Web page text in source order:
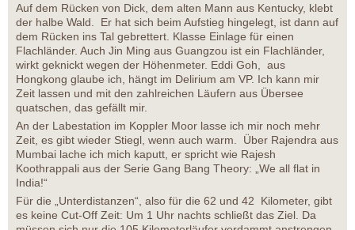
Auf dem Rücken von Dick, dem alten Mann aus Kentucky, klebt
der halbe Wald. Er hat sich beim Aufstieg hingelegt, ist dann auf
dem Rücken ins Tal gebrettert. Klasse Einlage für einen
Flachländer. Auch Jin Ming aus Guangzou ist ein Flachländer,
wirkt geknickt wegen der Höhenmeter. Eddi Goh, aus
Hongkong glaube ich, hängt im Delirium am VP. Ich kann mir
Zeit lassen und mit den zahlreichen Läufern aus Übersee
quatschen, das gefällt mir.
An der Labestation im Koppler Moor lasse ich mir noch mehr
Zeit, es gibt wieder Stiegl, wenn auch warm. Über Rajendra aus
Mumbai lache ich mich kaputt, er spricht wie Rajesh
Koothrappali aus der Serie Gang Bang Theory: „We all flat in
India!“
Für die „Unterdistanzen“, also für die 62 und 42 Kilometer, gibt
es keine Cut-Off Zeit: Um 1 Uhr nachts schließt das Ziel. Da